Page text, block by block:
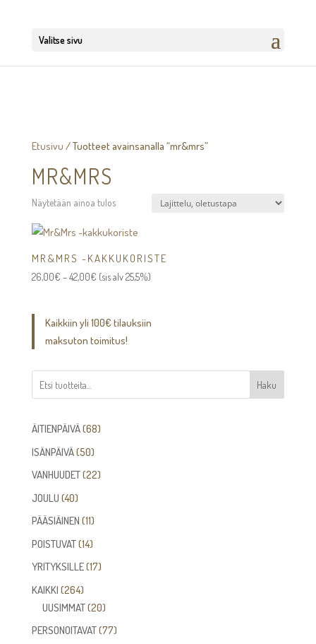
Valitse sivu
Etusivu / Tuotteet avainsanalla “mr&mrs”
MR&MRS
Näytetään ainoa tulos
MR&MRS -KAKKUKORISTE
26,00€ –42,00€Hintaluokka:
42,00€
(sis alv 25,5%)
Kaikkiin yli 100€ tilauksiin
maksuton toimitus!
Haku
ÄITIENPÄIVÄ 6868
ISÄNPÄIVÄ 5050
tuotetta
VANHUUDET 2222
JOULU 4040
tuotetta
PÄÄSIÄINEN 1111
tuotetta
POISTUVAT 1414
tuotetta
YRITYKSILLE 1717
KAIKKI 264264
tuotetta
UUSIMMAT 2020
tuotetta
PERSONOITAVAT 7777